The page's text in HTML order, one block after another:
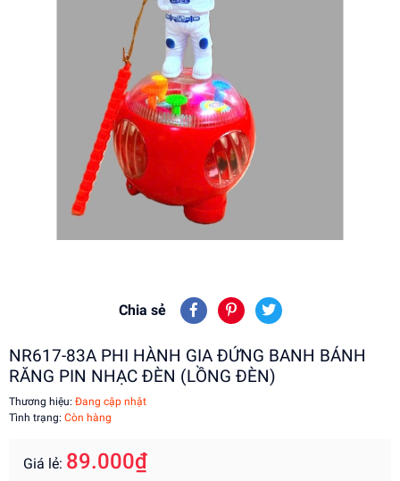
Chia sẻ
NR617-83A PHI HÀNH GIA ĐỨNG BANH BÁNH
RĂNG PIN NHẠC ĐÈN (LỒNG ĐÈN)
Thương hiệu: Đang cập nhật
Tình trạng: Còn hàng
Giá lẻ: 89.000₫